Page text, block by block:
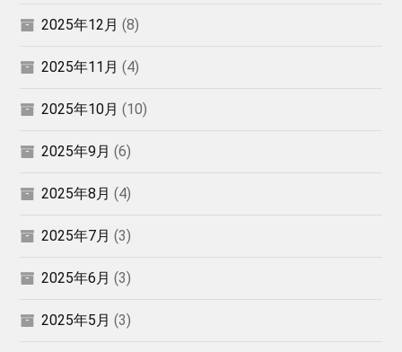
2025年12月 (8)
2025年11月 (4)
2025年10月 (10)
2025年9月 (6)
2025年8月 (4)
2025年7月 (3)
2025年6月 (3)
2025年5月 (3)